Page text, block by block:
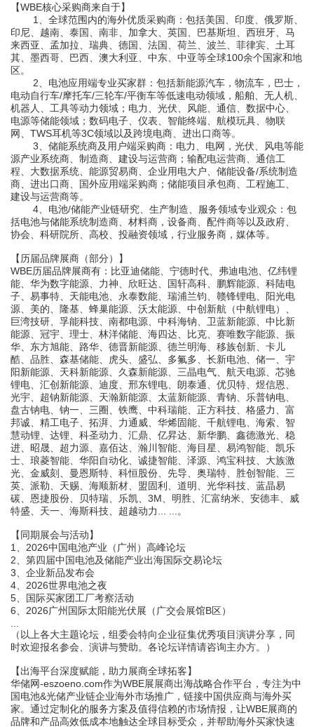
【WBE核心采购商来自于】
1、全球范围内的海外优质采购商： 包括美国、印度、俄罗斯、
印尼、越南、泰国、南非、加拿大、英国、巴基斯坦、西班牙、马
来西亚、孟加拉、瑞典、德国、法国、荷兰、波兰、菲律宾、土耳
其、墨西哥、巴西、澳大利亚、中东、中亚等全球100余个国家和地
区。
2、电池应用端专业买家群： 包括新能源汽车，物流车，巴士，
电动自行车/摩托车/三轮车/平衡车等低速电动领域，船舶、无人机、
机器人、工具等动力领域；电力、光伏、风能、通信、数据中心、
电源等储能领域；数码电子、仪表、智能终端、航模玩具、物联
网、TWS耳机等3C领域以及跨境电商、进出口商等。
3、 储能系统商及用户端采购商： 电力、电网，光伏、风电等能
源产业系统商、制造商、建设与运营商；输配电运营商、通信工
程、大数据系统、能源贸易商、企业用电大户、储能设备/系统制造
商、进出口商、国外应用端采购商；储能项目承包商、工程施工、
建设与运营商等。
4、 电池/储能产业链研究、生产制造 服务领域专业观众： 包
括电池与储能系统制造商、材料商，设备商、配件商等以及政府、
协会、科研院所、高校、投融资领域，行业服务商，媒体等。
【 历届品牌展商（部分）
】
WBE历届品牌展商有：比亚迪储能、 宁德时代、弗迪电池、亿纬锂
能、华为数字能源、力神、欣旺达、国轩高科、鹏辉能源、科陆电
子、易事特、天能电池、永泰数能、瑞浦兰钧、赣锋锂电、阳光电
源、美的、隆基、蜂巢能源、沃太能源、中创新航（中航锂电）、
巨湾技研、孚能科技、南都电源、中科海钠、卫蓝新能源、中比新
能源、冠宇、理士、林洋储能、海四达、比克、赛唯数字能源、振
华、东方旭能、路华、德晋新能源、德兰明海、 移族创新、卡儿
酷、 品胜、森基储能、虎头、盛弘、多氟多、长新电池、储一、宇
阳新能源、天科新能源、久森新能源、三晶电气、航天电源、芯驰
锂电、汇创新能源、迪度、邢东锂电、朗泰通、优贝特、煜信恩、
光宇、超钠新能源、天瀚新能源、太蓝新能源、青钠、乐普钠电、
盘古钠电、钠一、三圈、铁鹰、中科瑞能、正方科技、格盛力、富
邦诚、精工电子、拓湃、力通威、华烯固能、千航锂电、海索、智
慧动锂、达锂、科圣动力、汇鼎、亿昇达、新华鹏、鑫德激光、稳
进、昭晟、超力源、嘉佰达、瀚川智能、海目星、易鸿智能、凯乐
士、琅菱智能、华阳自动化、诚捷智能、泽源、鸿宝科技、大族激
光、金威刻、曼恩斯特、科恒股份、先导、奥瑞特、胜创智能、三
英、派勒、天赐、海顺新材、盟固利、道明、光华科技、蓝晶易
碳、恩捷股份、贝特瑞、乐凯、 3M 、明胜、汇富纳米、安德丰、威
特盛、天一、海斯科技、超越动力
... ...。
【同期展会与活动】
1
2026中国电池产业（广州）高峰论坛
2
第四届中国电池及储能产业出海国际交易论坛
3 、企业新品发布会
4
2026世界电池之夜
5、
国际买家团工厂考察活动
6
2026广州国际太阳能光伏展（广交会展馆B区）
（以上各大主题论坛，组委会特向企业征集优秀项目演讲分享，同
时欢迎报名参会、演讲与赞助。各论坛详情请咨询主办方。）
【出海平台深度赋能，助力展商全球拓客】
华储网-eszoeno.com作为WBE展展商出海战略合作平台，专注为中
国电池&光储产业链企业海外市场推广，链接中国供应商与海外买
家。通过定制化的服务方案及值得信赖的市场情报，让WBE展商的
品牌和产品高效低成本地触达全球目标受众，并帮助海外买家快速